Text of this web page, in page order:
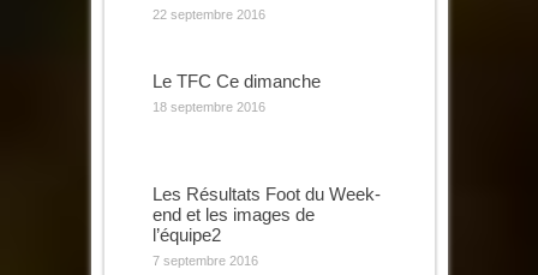
22 septembre 2016
Le TFC Ce dimanche
18 septembre 2016
Les Résultats Foot du Week-
end et les images de
l’équipe2
7 septembre 2016